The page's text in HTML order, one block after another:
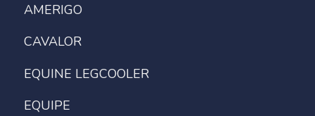
AMERIGO
CAVALOR
EQUINE LEGCOOLER
EQUIPE